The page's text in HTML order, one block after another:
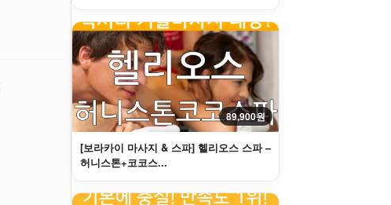
89,900원
[보라카이 마사지 & 스파] 헬리오스 스파 –
허니스톤+코코스...